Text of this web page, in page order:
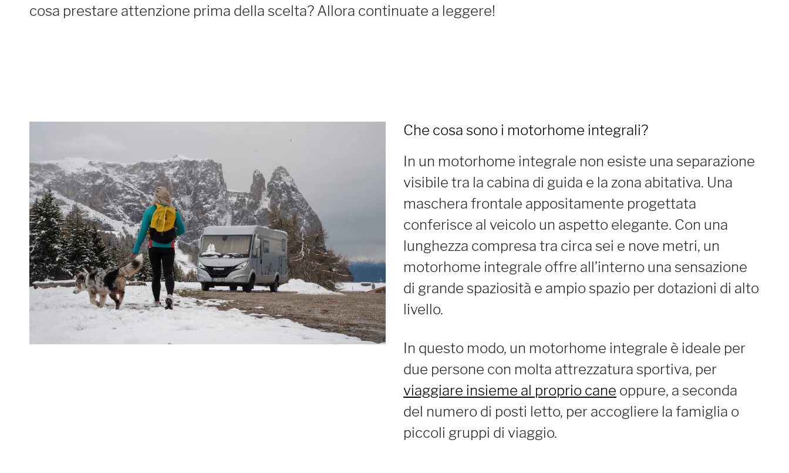
cosa prestare attenzione prima della scelta? Allora continuate a leggere!
Che cosa sono i motorhome integrali?
In un motorhome integrale non esiste una separazione
visibile tra la cabina di guida e la zona abitativa. Una
maschera frontale appositamente progettata
conferisce al veicolo un aspetto elegante. Con una
lunghezza compresa tra circa sei e nove metri, un
motorhome integrale offre all’interno una sensazione
di grande spaziosità e ampio spazio per dotazioni di alto
livello.
In questo modo, un motorhome integrale è ideale per
due persone con molta attrezzatura sportiva, per
viaggiare insieme al proprio cane oppure, a seconda
del numero di posti letto, per accogliere la famiglia o
piccoli gruppi di viaggio.